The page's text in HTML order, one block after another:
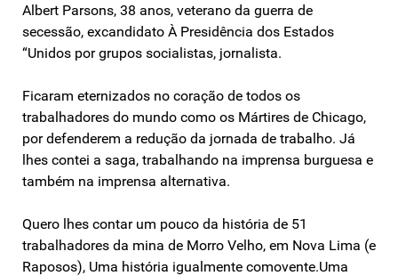
Albert Parsons, 38 anos, veterano da guerra de
secessão, excandidato À Presidência dos Estados
“Unidos por grupos socialistas, jornalista.
Ficaram eternizados no coração de todos os
trabalhadores do mundo como os Mártires de Chicago,
por defenderem a redução da jornada de trabalho. Já
lhes contei a saga, trabalhando na imprensa burguesa e
também na imprensa alternativa.
Quero lhes contar um pouco da história de 51
trabalhadores da mina de Morro Velho, em Nova Lima (e
Raposos), Uma história igualmente comovente.Uma